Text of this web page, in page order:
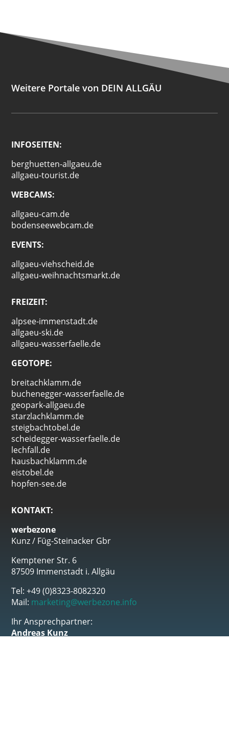
Weitere Portale von DEIN ALLGÄU
INFOSEITEN:
berghuetten-allgaeu.de
allgaeu-tourist.de
WEBCAMS:
allgaeu-cam.de
bodenseewebcam.de
EVENTS:
allgaeu-viehscheid.de
allgaeu-weihnachtsmarkt.de
FREIZEIT:
alpsee-immenstadt.de
allgaeu-ski.de
allgaeu-wasserfaelle.de
GEOTOPE:
breitachklamm.de
buchenegger-wasserfaelle.de
geopark-allgaeu.de
starzlachklamm.de
steigbachtobel.de
scheidegger-wasserfaelle.de
lechfall.de
hausbachklamm.de
eistobel.de
hopfen-see.de
KONTAKT:
werbezone
Kunz / Füg-Steinacker Gbr
Kemptener Str. 6
87509 Immenstadt i. Allgäu
Tel: +49 (0)8323-8082320
Mail: marketing@werbezone.info
Ihr Ansprechpartner:
Andreas Kunz